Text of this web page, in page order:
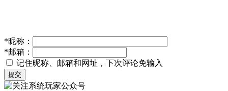
*昵称：
*邮箱：
记住昵称、邮箱和网址，下次评论免输入
提交